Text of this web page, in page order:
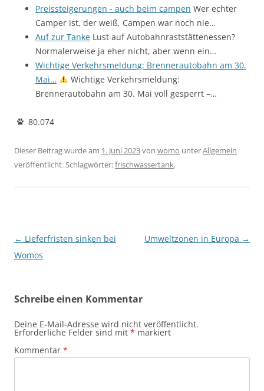
Preissteigerungen - auch beim campen Wer echter
Camper ist, der weiß, Campen war noch nie…
Auf zur Tanke Lust auf Autobahnraststättenessen?
Normalerweise ja eher nicht, aber wenn ein…
Wichtige Verkehrsmeldung: Brennerautobahn am 30.
Mai…
Wichtige Verkehrsmeldung:
Brennerautobahn am 30. Mai voll gesperrt –…
80.074
Dieser Beitrag wurde am 1. Juni 2023von womo unterAllgemein
veröffentlicht. Schlagwörter:frischwassertank.
Beitragsnavigation
← Lieferfristen sinken bei
Womos
Umweltzonen in Europa →
Schreibe einen Kommentar
Deine E-Mail-Adresse wird nicht veröffentlicht.
Erforderliche Felder sind mit * markiert
Kommentar *